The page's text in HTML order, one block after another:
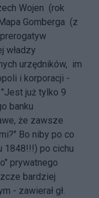
Wojen (rok
Gomberga (z
władzy
urzędników, im
i korporacji -
już tylko 9
banku
zawsze
Bo niby po co
1848!!!) po cichu
prywatnego
bardziej
- zawierał gł.